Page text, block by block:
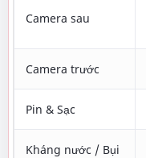
Camera sau
Camera trước
Pin & Sạc
Kháng nước / Bụi